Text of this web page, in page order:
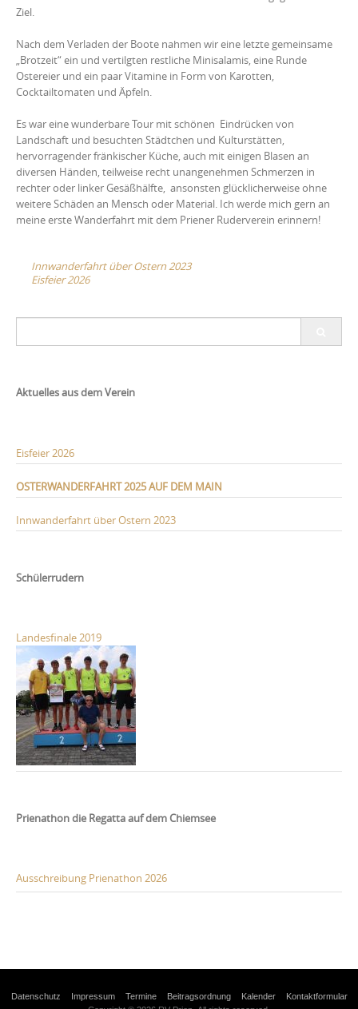
Ziel.
Nach dem Verladen der Boote nahmen wir eine letzte gemeinsame
„Brotzeit“ ein und vertilgten restliche Minisalamis, eine Runde
Ostereier und ein paar Vitamine in Form von Karotten,
Cocktailtomaten und Äpfeln.
Es war eine wunderbare Tour mit schönen Eindrücken von
Landschaft und besuchten Städtchen und Kulturstätten,
hervorragender fränkischer Küche, auch mit einigen Blasen an
diversen Händen, teilweise recht unangenehmen Schmerzen in
rechter oder linker Gesäßhälfte, ansonsten glücklicherweise ohne
weitere Schäden an Mensch oder Material. Ich werde mich gern an
meine erste Wanderfahrt mit dem Priener Ruderverein erinnern!
Post
navigation
Innwanderfahrt über Ostern 2023
Eisfeier 2026
Aktuelles aus dem Verein
Eisfeier 2026
OSTERWANDERFAHRT 2025 AUF DEM MAIN
Innwanderfahrt über Ostern 2023
Schülerrudern
Landesfinale 2019
Prienathon die Regatta auf dem Chiemsee
Ausschreibung Prienathon 2026
Datenschutz Impressum Termine Beitragsordnung Kalender
Kontaktformular